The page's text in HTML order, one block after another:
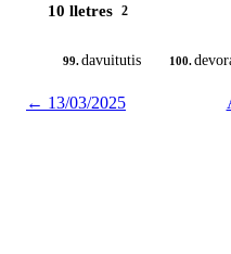
10 lletres 2
99.davuitutis 100.
← 13/03/2025